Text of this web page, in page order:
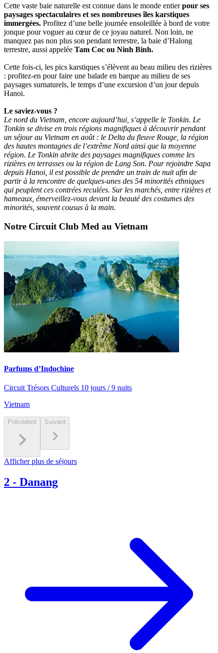
Cette vaste baie naturelle est connue dans le monde entierpour ses
paysages spectaculaires et ses nombreuses îles karstiques
immergées. Profitez d’une belle journée ensoleillée à bord de votre
jonque pour voguer au cœur de ce joyau naturel. Non loin, ne
manquez pas non plus son pendant terrestre, la baie d’Halong
terrestre, aussi appelée Tam Coc ou Ninh Binh.
Cette fois-ci, les pics karstiques s’élèvent au beau milieu des rizières
: profitez-en pour faire une balade en barque au milieu de ses
paysages surnaturels, le temps d’une excursion d’un jour depuis
Hanoi.
Le saviez-vous ?
Le nord du Vietnam, encore aujourd’hui, s’appelle le Tonkin. Le
Tonkin se divise en trois régions magnifiques à découvrir pendant
un séjour au Vietnam en août : le Delta du fleuve Rouge, la région
des hautes montagnes de l’extrême Nord ainsi que la moyenne
région. Le Tonkin abrite des paysages magnifiques comme les
rizières en terrasses ou la région de Lang Son. Pour rejoindre Sapa
depuis Hanoi, il est possible de prendre un train de nuit afin de
partir à la rencontre de quelques-unes des 54 minorités ethniques
qui peuplent ces contrées reculées. Sur les marchés, entre rizières et
hameaux, émerveillez-vous devant la beauté des costumes des
minorités, souvent cousus à la main.
Notre Circuit Club Med au Vietnam
Parfums d’Indochine
Circuit Trésors Culturels 10 jours / 9 nuits
Vietnam
Précédent Suivant
Afficher plus de séjours
2 - Danang